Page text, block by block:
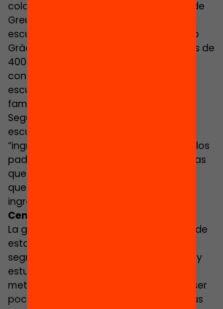
colonias o el material escolar. El Síndic de
Greuges asegura que en el caso de
escuelas de barrios barceloneses como
Gràcia o Sarrià, las familias abonan más de
400 euros al año de cuota en estos
conceptos, mientras que en otras
escuelas, como las de Nou Barris, las
familias aportan 250 euros de media.
Según el Síndic, eso supone que unas
escuelas públicas llegan a tener un
“ingreso anual privado” ―realizado por los
padres― de unos 196.000 euros, mientras
que otras, por el mismo concepto, se
quedan en solo unos 50.000 euros de
ingresos privados.
Centros acostumbrados a innovar
La gran paradoja es que los proyectos de
estas escuelas que luchan contra la
segregación a menudo son premiados y
estudiados por su innovadora
metodología, pero estos éxitos suelen ser
poco conocidos entre los vecinos de sus